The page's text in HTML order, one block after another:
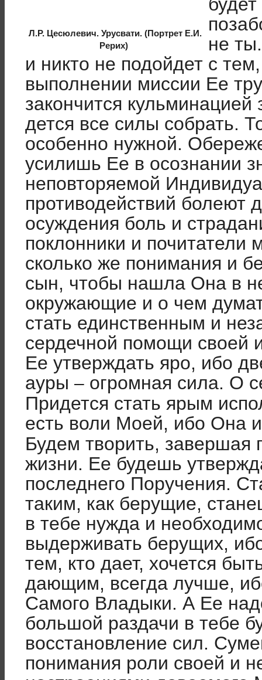
Л.Р. Цесюлевич. Урусвати. (Портрет Е.И.
Рерих)
не
и никто не подойдет с
выполнении миссии Ее
закончится
дется все силы собрать.
осо­бенно нужной.
усилишь Ее в осознании
неповторяемой
противодействий болеют
осуждения боль и
поклонники и почитатели
сколько же понимания и
сын, чтобы нашла Она в
ок­ружающие и о чем
стать единственным и
сердечной по­мощи своей
Ее утверждать яро, ибо
ауры – огромная сила. О
Придется стать ярым
есть воли Моей, ибо Она
Будем творить, завершая
жизни. Ее будешь
последнего Поручения.
таким, как берущие,
в те­бе нужда и
выдер­живать берущих,
тем, кто дает, хочется
дающим, всегда лучше,
Самого Владыки. А Ее
большой раздачи в тебе
восстановление сил.
понимания роли своей и